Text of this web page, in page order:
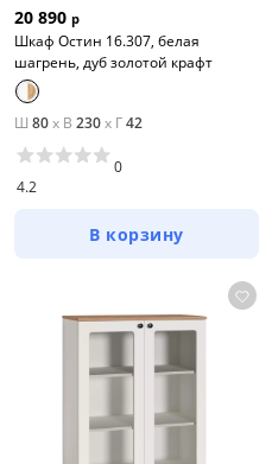
20 890 р
Шкаф Остин 16.307, белая
шагрень, дуб золотой крафт
Ш 80x В 230x Г42
4.2
0
В корзину